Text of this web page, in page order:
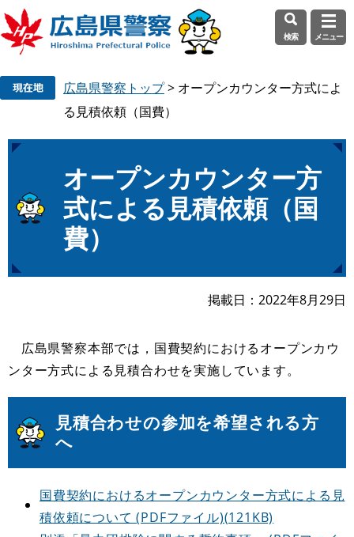
先
を
文
へ
検索 メニュー
広島県警察トップ> オープンカウンター方式によ
る見積依頼（国費）
オープンカウンター方
式による見積依頼（国
費）
掲載日 2022年8月29日
広島県警察本部では，国費契約におけるオープンカウ
ンター方式による見積合わせを実施しています。
見積合わせの参加を希望される方
へ
国費契約におけるオープンカウンター方式による見
積依頼について (PDFファイル)(121KB)